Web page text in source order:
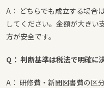
A： どちらでも成立する場合
してください。金額が大きい
方が安全です。
Q： 判断基準は税法で明確に
A： 研修費・新聞図書費の区